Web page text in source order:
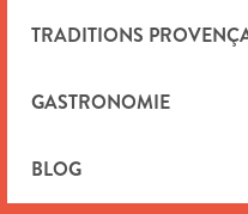
TRADITIONS
GASTRONOMIE
BLOG